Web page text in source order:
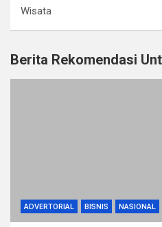
Wisata
Berita Rekomendasi
ADVERTORIAL BISNIS NASIONAL